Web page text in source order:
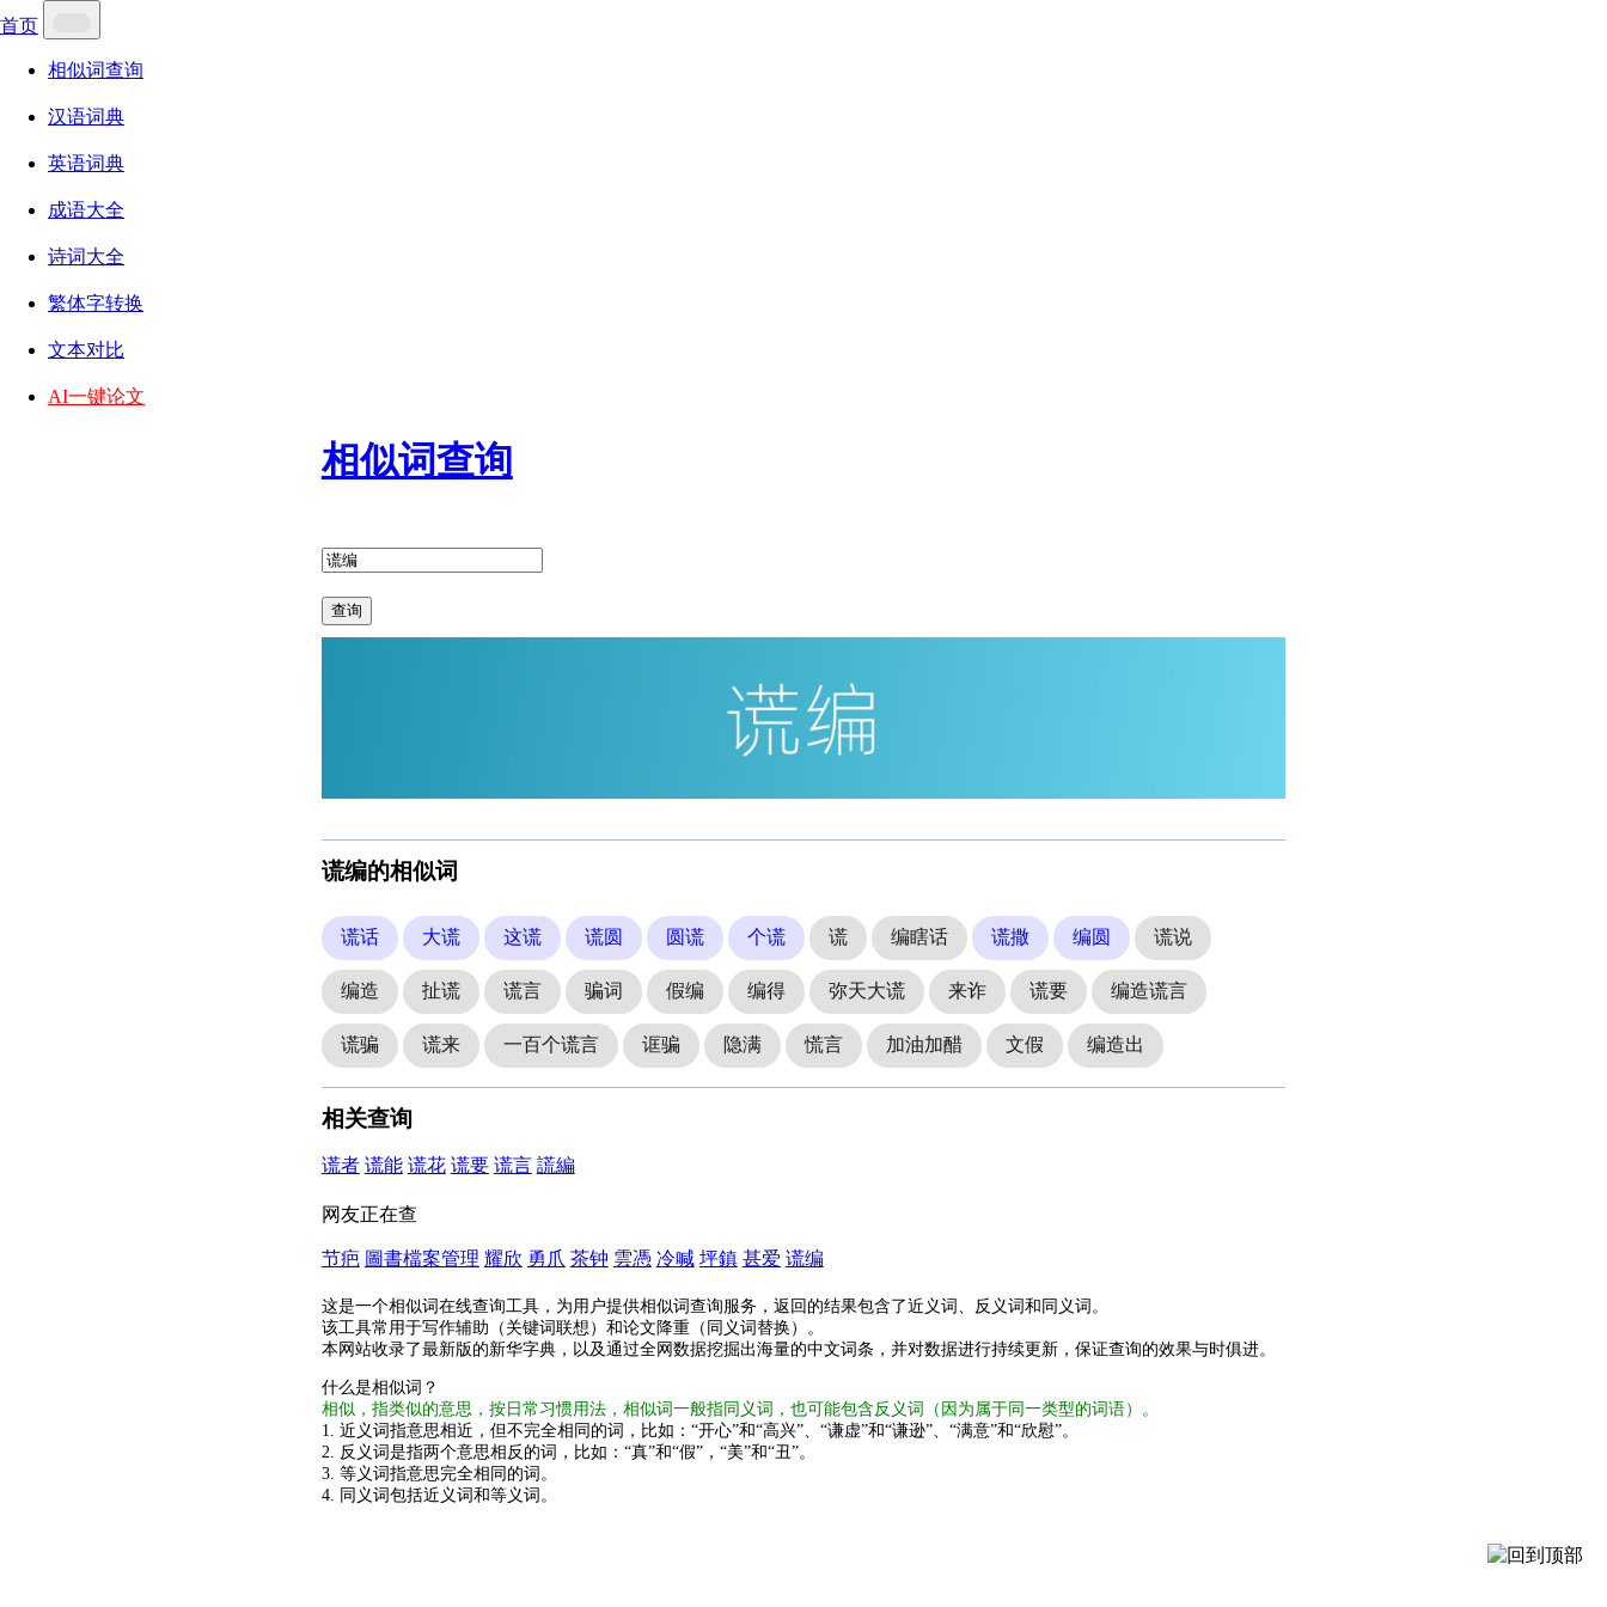
首页
相似词查询
汉语词典
英语词典
成语大全
诗词大全
繁体字转换
文本对比
AI一键论文
相似词查询
查询
谎编的相似词
谎话 大谎 这谎 谎圆 圆谎 个谎 谎 编瞎话 谎撒 编圆 谎说
编造 扯谎 谎言 骗词 假编 编得 弥天大谎 来诈 谎要 编造谎言
谎骗 谎来 一百个谎言 诓骗 隐满 慌言 加油加醋 文假 编造出
相关查询
谎者 谎能 谎花 谎要 谎言 謊編
网友正在查
节疤 圖書檔案管理 耀欣 勇爪 茶钟 雲憑 冷喊 坪鎮 甚爱 谎编
这是一个相似词在线查询工具，为用户提供相似词查询服务，返回的结果包含了近义词、反义词和同义词。
该工具常用于写作辅助（关键词联想）和论文降重（同义词替换）。
本网站收录了最新版的新华字典，以及通过全网数据挖掘出海量的中文词条，并对数据进行持续更新，保证查询的效果与时俱进。
什么是相似词？
相似，指类似的意思，按日常习惯用法，相似词一般指同义词，也可能包含反义词（因为属于同一类型的词语）。
1. 近义词指意思相近，但不完全相同的词，比如：“开心”和“高兴”、“谦虚”和“谦逊”、“满意”和“欣慰”。
2. 反义词是指两个意思相反的词，比如：“真”和“假”，“美”和“丑”。
3. 等义词指意思完全相同的词。
4. 同义词包括近义词和等义词。